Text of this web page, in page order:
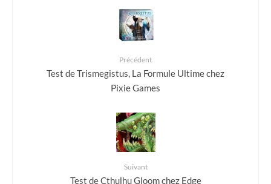
Précédent
Test de Trismegistus, La Formule Ultime chez
Pixie Games
Suivant
Test de Cthulhu Gloom chez Edge